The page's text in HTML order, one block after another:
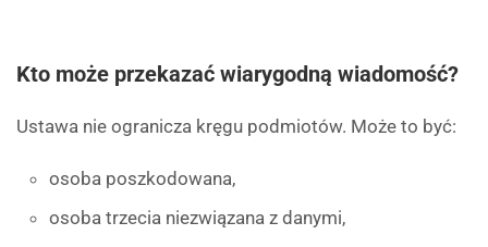
Kto może przekazać wiarygodną wiadomość?
Ustawa nie ogranicza kręgu podmiotów. Może to być:
osoba poszkodowana,
osoba trzecia niezwiązana z danymi,